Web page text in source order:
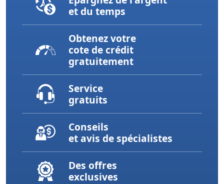
et du temps
Obtenez votre
cote de crédit
gratuitement
Service
gratuits
Conseils
et avis de spécialistes
Des offres
exclusives